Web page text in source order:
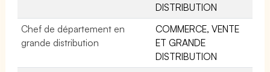
DISTRIBUTION
Chef de département en
grande distribution
COMMERCE, VENTE
ET GRANDE
DISTRIBUTION